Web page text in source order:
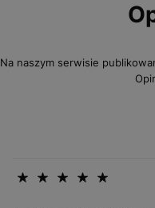
Na naszym serwisie